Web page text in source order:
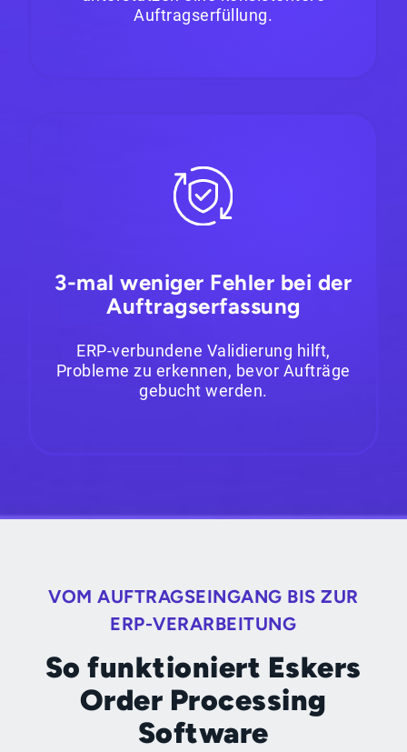
Auftragserfüllung.
3-mal weniger Fehler bei der
Auftragserfassung
ERP-verbundene Validierung hilft,
Probleme zu erkennen, bevor Aufträge
gebucht werden.
VOM AUFTRAGSEINGANG BIS ZUR
ERP-VERARBEITUNG
So funktioniert Eskers
Order Processing
Software